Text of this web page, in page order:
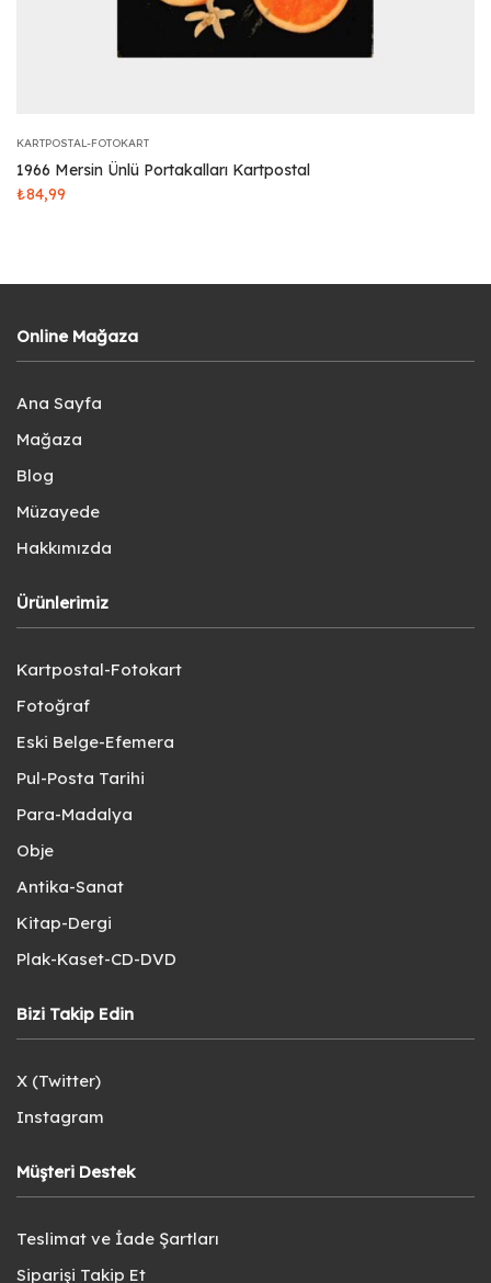
KARTPOSTAL-FOTOKART
1966 Mersin Ünlü Portakalları Kartpostal
₺84,99
Online Mağaza
Ana Sayfa
Mağaza
Blog
Müzayede
Hakkımızda
Ürünlerimiz
Kartpostal-Fotokart
Fotoğraf
Eski Belge-Efemera
Pul-Posta Tarihi
Para-Madalya
Obje
Antika-Sanat
Kitap-Dergi
Plak-Kaset-CD-DVD
Bizi Takip Edin
X (Twitter)
Instagram
Müşteri Destek
Teslimat ve İade Şartları
Siparişi Takip Et